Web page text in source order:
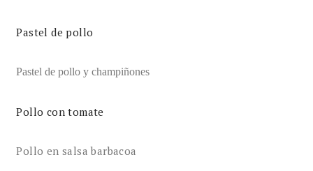
Pastel de pollo
Pastel de pollo y champiñones
Pollo con tomate
Pollo en salsa barbacoa